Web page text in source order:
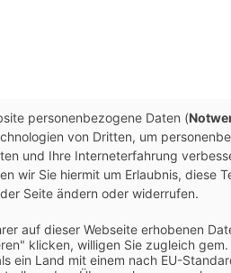
personenbezogene Daten (
von Dritten, um
und Ihre Interneterfahrung
wir Sie hiermit um Erlaubnis,
Seite ändern oder widerrufen.
auf dieser Webseite erhobenen
klicken, willigen Sie zugleich
ein Land mit einem nach EU-